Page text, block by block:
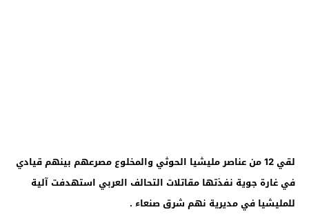
لقي 12 من عناصر مليشيا الحوثي والمخلوع مصرعهم بينهم قيادي
في غارة جوية نفذتها مقاتلات التحالف العربي استهدفت آلية
للمليشيا في مديرية نهم شرق صنعاء .